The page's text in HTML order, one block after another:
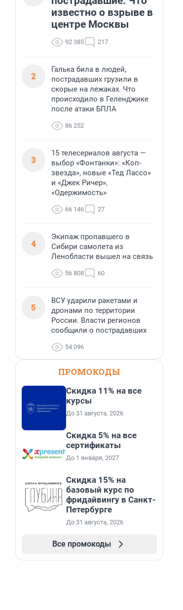
известно о взрыве в
центре Москвы
92 385 217
2
Галька била в людей,
пострадавших грузили в
скорые на лежаках. Что
происходило в Геленджике
после атаки БПЛА
86 252
3
15 телесериалов августа —
выбор «Фонтанки»: «Коп-
звезда», новые «Тед Лассо»
и «Джек Ричер»,
«Одержимость»
66 146 27
4
Экипаж пропавшего в
Сибири самолета из
Ленобласти вышел на связь
56 808 60
5
ВСУ ударили ракетами и
дронами по территории
России. Власти регионов
сообщили о пострадавших
54 096
ПРОМОКОДЫ
Скидка 11% на все
курсы
До 31 августа, 2026
Скидка 5% на все
сертификаты
До 1 января, 2027
Скидка 15% на
базовый курс по
фридайвингу в Санкт-
Петербурге
До 31 августа, 2026
Все промокоды